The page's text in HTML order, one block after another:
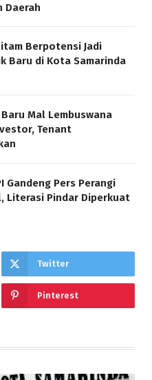
Daerah
Berpotensi Jadi
Baru di Kota Samarinda
Mal Lembuswana
Tenant
Gandeng Pers Perangi
Literasi Pindar Diperkuat
Twitter
Pinterest